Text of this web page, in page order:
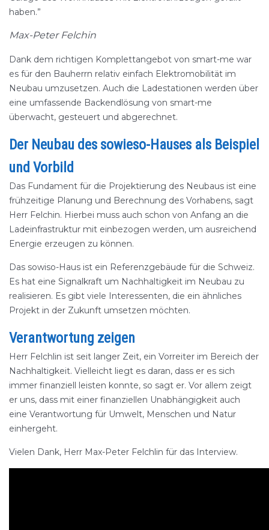
haben.”
Max-Peter Felchin
Dank dem richtigen Komplettangebot von smart-me war
es für den Bauherrn relativ einfach Elektromobilität im
Neubau umzusetzen. Auch die Ladestationen werden über
eine umfassende Backendlösung von smart-me
überwacht, gesteuert und abgerechnet.
Der Neubau des sowieso-Hauses als Beispiel
und Vorbild
Das Fundament für die Projektierung des Neubaus ist eine
frühzeitige Planung und Berechnung des Vorhabens, sagt
Herr Felchin. Hierbei muss auch schon von Anfang an die
Ladeinfrastruktur mit einbezogen werden, um ausreichend
Energie erzeugen zu können.
Das sowiso-Haus ist ein Referenzgebäude für die Schweiz.
Es hat eine Signalkraft um Nachhaltigkeit im Neubau zu
realisieren. Es gibt viele Interessenten, die ein ähnliches
Projekt in der Zukunft umsetzen möchten.
Verantwortung zeigen
Herr Felchlin ist seit langer Zeit, ein Vorreiter im Bereich der
Nachhaltigkeit. Vielleicht liegt es daran, dass er es sich
immer finanziell leisten konnte, so sagt er. Vor allem zeigt
er uns, dass mit einer finanziellen Unabhängigkeit auch
eine Verantwortung für Umwelt, Menschen und Natur
einhergeht.
Vielen Dank, Herr Max-Peter Felchlin für das Interview.